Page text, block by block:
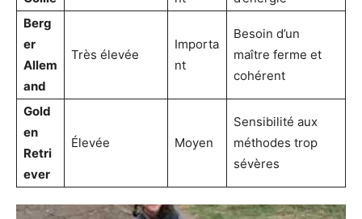
Berg
er
Allem
and
Très élevée
Importa
nt
Besoin d’un
maître ferme et
cohérent
Gold
en
Retri
ever
Élevée Moyen
Sensibilité aux
méthodes trop
sévères